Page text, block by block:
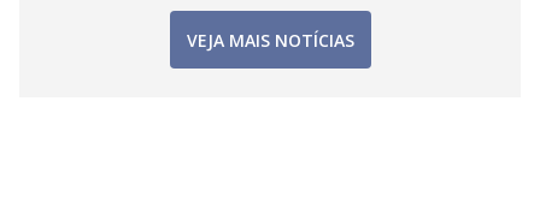
VEJA MAIS NOTÍCIAS